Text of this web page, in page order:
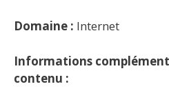
Domaine : Internet
Informations
contenu :